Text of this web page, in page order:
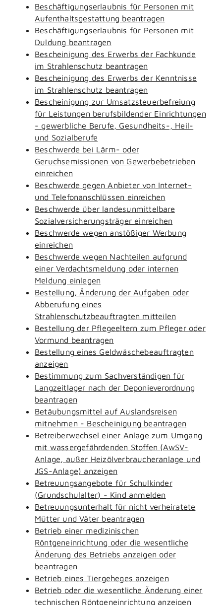
Beschäftigungserlaubnis für Personen mit
Aufenthaltsgestattung beantragen
Beschäftigungserlaubnis für Personen mit
Duldung beantragen
Bescheinigung des Erwerbs der Fachkunde
im Strahlenschutz beantragen
Bescheinigung des Erwerbs der Kenntnisse
im Strahlenschutz beantragen
Bescheinigung zur Umsatzsteuerbefreiung
für Leistungen berufsbildender Einrichtungen
- gewerbliche Berufe, Gesundheits-, Heil-
und Sozialberufe
Beschwerde bei Lärm- oder
Geruchsemissionen von Gewerbebetrieben
einreichen
Beschwerde gegen Anbieter von Internet-
und Telefonanschlüssen einreichen
Beschwerde über landesunmittelbare
Sozialversicherungsträger einreichen
Beschwerde wegen anstößiger Werbung
einreichen
Beschwerde wegen Nachteilen aufgrund
einer Verdachtsmeldung oder internen
Meldung einlegen
Bestellung, Änderung der Aufgaben oder
Abberufung eines
Strahlenschutzbeauftragten mitteilen
Bestellung der Pflegeeltern zum Pfleger oder
Vormund beantragen
Bestellung eines Geldwäschebeauftragten
anzeigen
Bestimmung zum Sachverständigen für
Langzeitlager nach der Deponieverordnung
beantragen
Betäubungsmittel auf Auslandsreisen
mitnehmen - Bescheinigung beantragen
Betreiberwechsel einer Anlage zum Umgang
mit wassergefährdenden Stoffen (AwSV-
Anlage, außer Heizölverbraucheranlage und
JGS-Anlage) anzeigen
Betreuungsangebote für Schulkinder
(Grundschulalter) - Kind anmelden
Betreuungsunterhalt für nicht verheiratete
Mütter und Väter beantragen
Betrieb einer medizinischen
Röntgeneinrichtung oder die wesentliche
Änderung des Betriebs anzeigen oder
beantragen
Betrieb eines Tiergeheges anzeigen
Betrieb oder die wesentliche Änderung einer
technischen Röntgeneinrichtung anzeigen